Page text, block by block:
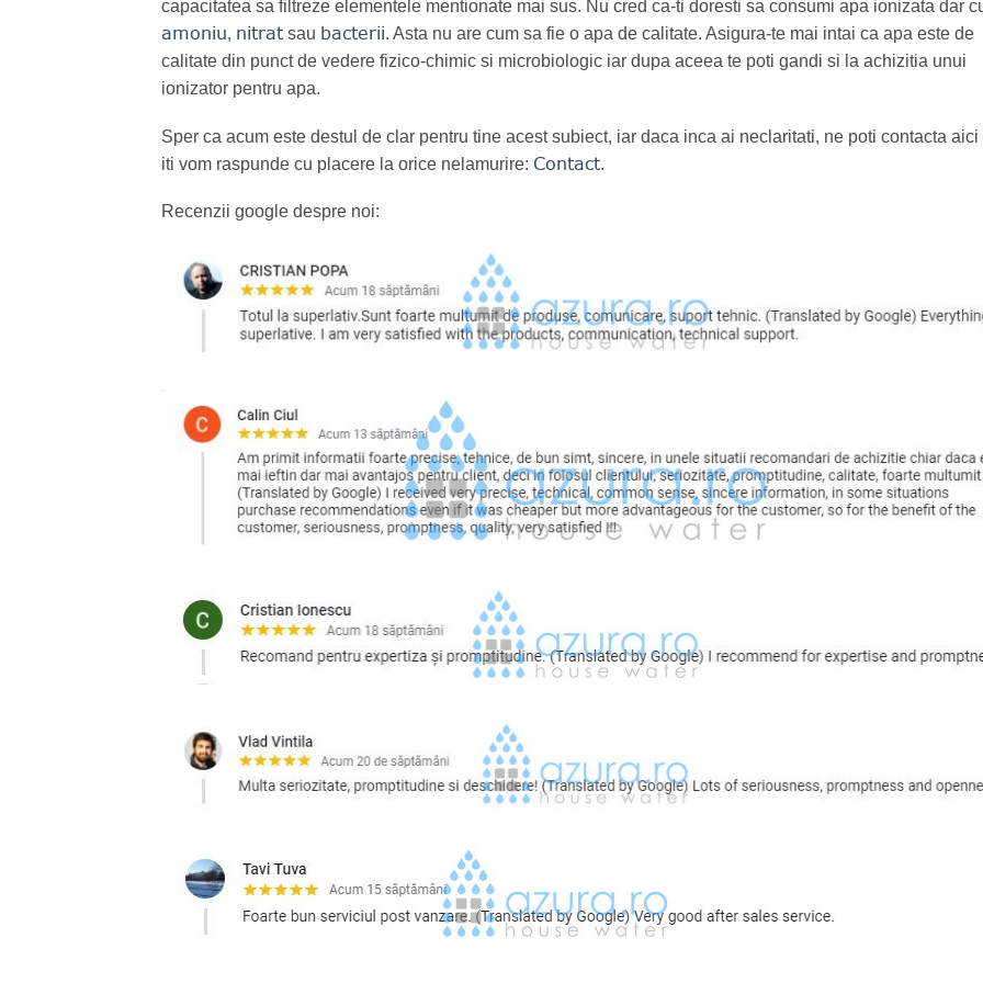
capacitatea sa filtreze elementele mentionate mai sus. Nu cred ca-ti doresti sa consumi apa ionizata dar
amoniu, nitrat sau bacterii. Asta nu are cum sa fie o apa de calitate. Asigura-te mai intai ca apa este de
calitate din punct de vedere fizico-chimic si microbiologic iar dupa aceea te poti gandi si la achizitia unui
ionizator pentru apa.
Sper ca acum este destul de clar pentru tine acest subiect, iar daca inca ai neclaritati, ne poti contacta aici
iti vom raspunde cu placere la orice nelamurire: Contact.
Recenzii google despre noi: